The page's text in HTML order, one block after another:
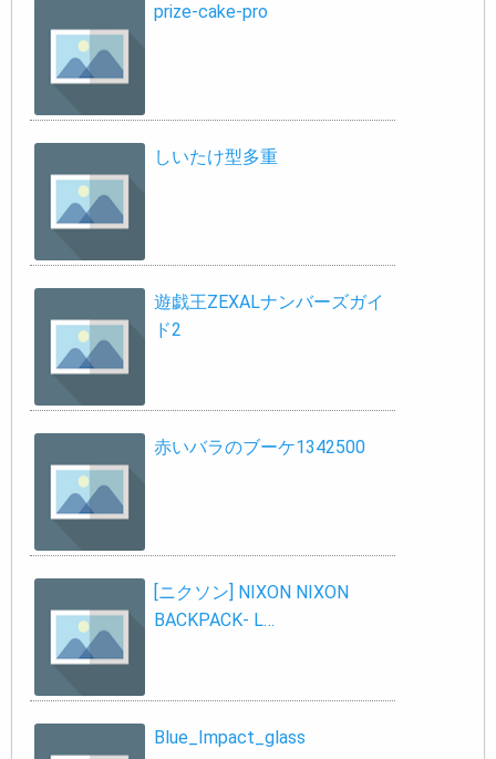
prize-cake-pro
しいたけ型多重
遊戯王ZEXALナンバーズガイ
ド2
赤いバラのブーケ1342500
[ニクソン] NIXON NIXON
BACKPACK- L…
Blue_Impact_glass